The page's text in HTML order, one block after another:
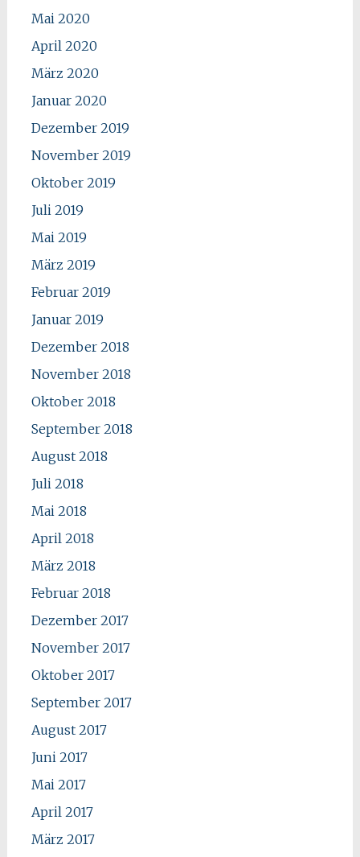
Mai 2020
April 2020
März 2020
Januar 2020
Dezember 2019
November 2019
Oktober 2019
Juli 2019
Mai 2019
März 2019
Februar 2019
Januar 2019
Dezember 2018
November 2018
Oktober 2018
September 2018
August 2018
Juli 2018
Mai 2018
April 2018
März 2018
Februar 2018
Dezember 2017
November 2017
Oktober 2017
September 2017
August 2017
Juni 2017
Mai 2017
April 2017
März 2017